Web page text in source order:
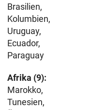
Brasilien,
Kolumbien,
Uruguay,
Ecuador,
Paraguay
Afrika (9):
Marokko,
Tunesien,